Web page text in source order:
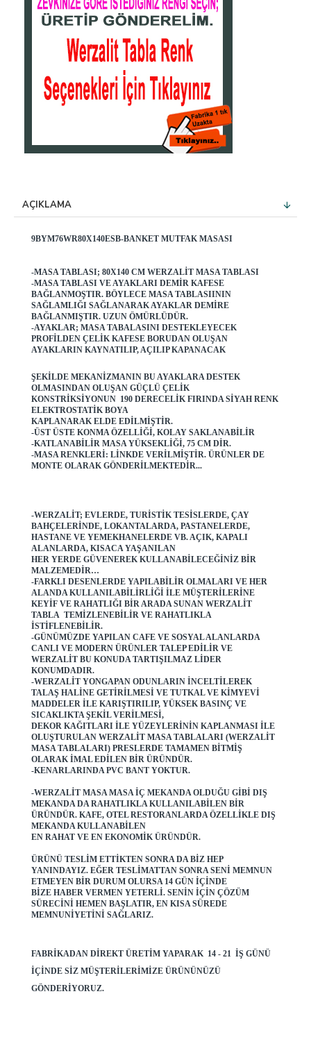
AÇIKLAMA
9BYM76WR80X140ESB-BANKET MUTFAK MASASI
-MASA TABLASI; 80X140 CM WERZALIT MASA TABLASI
-MASA TABLASI VE AYAKLARI DEMIR KAFESE
BAĞLANMOŞTIR. BÖYLECE MASA TABLASIININ
SAĞLAMLIĞI SAĞLANARAK AYAKLAR DEMIRE
BAĞLANMIŞTIR. UZUN ÖMÜRLÜDÜR.
-AYAKLAR; MASA TABALASINI DESTEKLEYECEK
PROFILDEN ÇELIK KAFESE BORUDAN OLUŞAN
AYAKLARIN KAYNATILIP, AÇILIP KAPANACAK
ŞEKILDE MEKANIZMANIN BU AYAKLARA DESTEK
OLMASINDAN OLUŞAN GÜÇLÜ ÇELIK
KONSTRIKSIYONUN 190 DERECELIK FIRINDA SIYAH RENK
ELEKTROSTATIK BOYA
KAPLANARAK ELDE EDILMIŞTIR.
-ÜST ÜSTE KONMA ÖZELLIĞI, KOLAY SAKLANABILIR
-KATLANABILIR MASA YÜKSEKLIĞI, 75 CM DIR.
-MASA RENKLERI: LINKDE VERILMIŞTIR. ÜRÜNLER DE
MONTE OLARAK GÖNDERILMEKTEDIR...
-WERZALIT; EVLERDE, TURISTIK TESISLERDE, ÇAY
BAHÇELERINDE, LOKANTALARDA, PASTANELERDE,
HASTANE VE YEMEKHANELERDE VB. AÇIK, KAPALI
ALANLARDA, KISACA YAŞANILAN
HER YERDE GÜVENEREK KULLANABILECEĞINIZ BIR
MALZEMEDIR…
-FARKLI DESENLERDE YAPILABILIR OLMALARI VE HER
ALANDA KULLANILABILIRLIĞI ILE MÜŞTERILERINE
KEYIF VE RAHATLIĞI BIR ARADA SUNAN WERZALIT
TABLA TEMIZLENEBILIR VE RAHATLIKLA
ISTIFLENEBILIR.
-GÜNÜMÜZDE YAPILAN CAFE VE SOSYAL ALANLARDA
CANLI VE MODERN ÜRÜNLER TALEP EDILIR VE
WERZALIT BU KONUDA TARTIŞILMAZ LIDER
KONUMDADIR.
-WERZALIT YONGAPAN ODUNLARIN INCELTILEREK
TALAŞ HALINE GETIRILMESI VE TUTKAL VE KIMYEVI
MADDELER ILE KARIŞTIRILIP, YÜKSEK BASINÇ VE
SICAKLIKTA ŞEKIL VERILMESI,
DEKOR KAĞITLARI ILE YÜZEYLERININ KAPLANMASI ILE
OLUŞTURULAN WERZALIT MASA TABLALARI (WERZALIT
MASA TABLALARI) PRESLERDE TAMAMEN BITMIŞ
OLARAK IMAL EDILEN BIR ÜRÜNDÜR.
-KENARLARINDA PVC BANT YOKTUR.
-WERZALIT MASA MASA IÇ MEKANDA OLDUĞU GIBI DIŞ
MEKANDA DA RAHATLIKLA KULLANILABILEN BIR
ÜRÜNDÜR. KAFE, OTEL RESTORANLARDA ÖZELLIKLE DIŞ
MEKANDA KULLANABILEN
EN RAHAT VE EN EKONOMIK ÜRÜNDÜR.
ÜRÜNÜ TESLIM ETTIKTEN SONRA DA BIZ HEP
YANINDAYIZ. EĞER TESLIMATTAN SONRA SENI MEMNUN
ETMEYEN BIR DURUM OLURSA 14 GÜN IÇINDE
BIZE HABER VERMEN YETERLI. SENIN IÇIN ÇÖZÜM
SÜRECINI HEMEN BAŞLATIR, EN KISA SÜREDE
MEMNUNIYETINI SAĞLARIZ.
FABRIKADAN DIREKT ÜRETIM YAPARAK 14 - 21 IŞ GÜNÜ
IÇINDE SIZ MÜŞTERILERIMIZE ÜRÜNÜNÜZÜ
GÖNDERIYORUZ.